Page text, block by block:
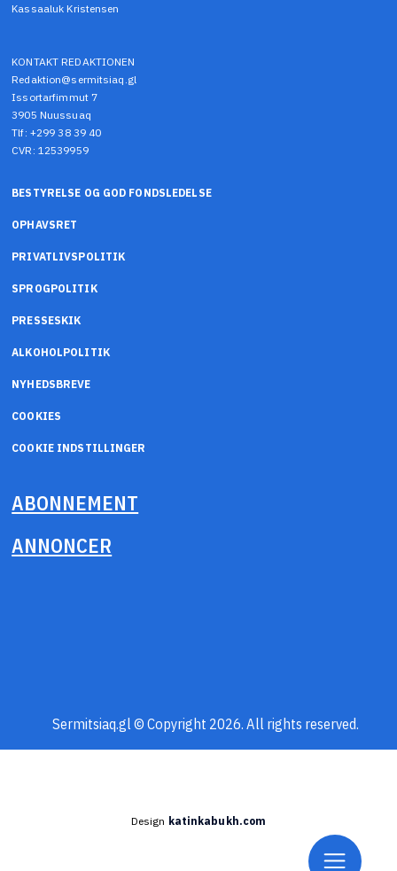
Kassaaluk Kristensen
KONTAKT REDAKTIONEN
Redaktion@sermitsiaq.gl
Issortarfimmut 7
3905 Nuussuaq
Tlf: +299 38 39 40
CVR: 12539959
BESTYRELSE OG GOD FONDSLEDELSE
OPHAVSRET
PRIVATLIVSPOLITIK
SPROGPOLITIK
PRESSESKIK
ALKOHOLPOLITIK
NYHEDSBREVE
COOKIES
COOKIE INDSTILLINGER
ABONNEMENT
ANNONCER
Sermitsiaq.gl © Copyright 2026. All rights reserved.
Design katinkabukh.com